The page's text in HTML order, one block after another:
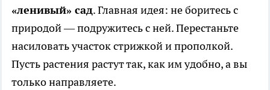
«ленивый» сад. Главная идея: не боритесь с
природой — подружитесь с ней. Перестаньте
насиловать участок стрижкой и прополкой.
Пусть растения растут так, как им удобно, а вы
только направляете.